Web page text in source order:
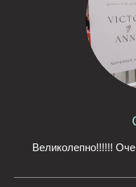
Великолепно!!!!!!